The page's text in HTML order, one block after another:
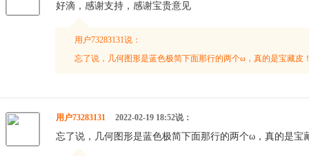
好滴，感谢支持，感谢宝贵意见
用户73283131说：
忘了说，几何图形是蓝色极简下面那行的两个ω，真的是宝藏皮
用户73283131 2022-02-19 18:52说：
忘了说，几何图形是蓝色极简下面那行的两个ω，真的是宝